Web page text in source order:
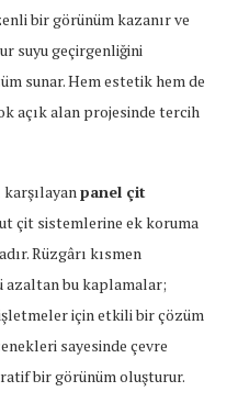
bir görünüm kazanır ve
suyu geçirgenliğini
sunar. Hem estetik hem de
açık alan projesinde tercih
panel çit
çit sistemlerine ek koruma
Rüzgârı kısmen
azaltan bu kaplamalar;
için etkili bir çözüm
sayesinde çevre
bir görünüm oluşturur.